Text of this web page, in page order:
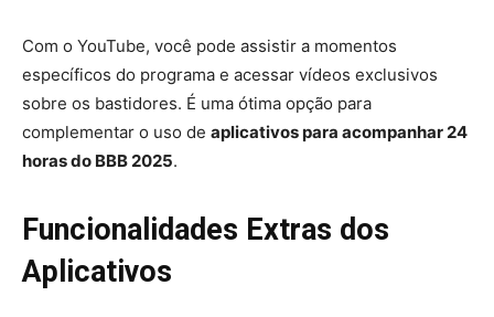
Com o YouTube, você pode assistir a momentos
específicos do programa e acessar vídeos exclusivos
sobre os bastidores. É uma ótima opção para
complementar o uso de aplicativos para acompanhar 24
horas do BBB 2025.
Funcionalidades Extras dos
Aplicativos